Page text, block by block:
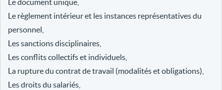
Le document unique,
Le règlement intérieur et les instances représentatives du
personnel,
Les sanctions disciplinaires,
Les conflits collectifs et individuels,
La rupture du contrat de travail (modalités et obligations),
Les droits du salariés,